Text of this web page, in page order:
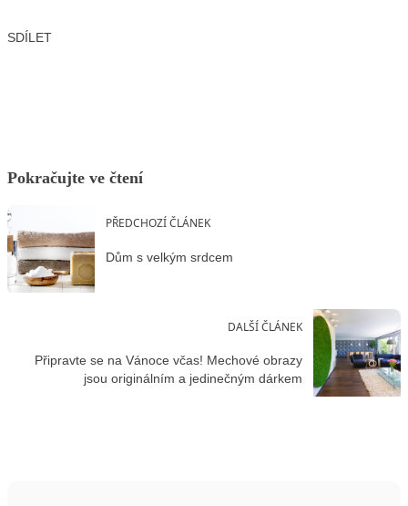
SDÍLET
Pokračujte ve čtení
PŘEDCHOZÍ ČLÁNEK
Dům s velkým srdcem
DALŠÍ ČLÁNEK
Připravte se na Vánoce včas! Mechové obrazy
jsou originálním a jedinečným dárkem